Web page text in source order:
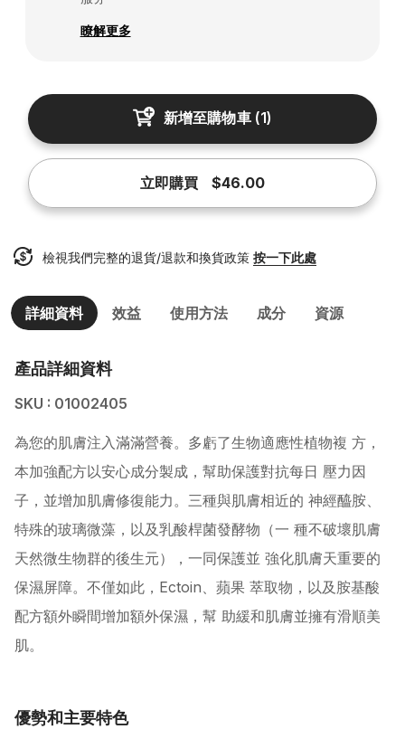
瞭解更多
新增至購物車(1)
立即購買 $46.00
檢視我們完整的退貨/退款和換貨政策 按一下此處
詳細資料 效益 使用方法 成分 資源
產品詳細資料
SKU : 01002405
為您的肌膚注入滿滿營養。多虧了生物適應性植物複 方，
本加強配方以安心成分製成，幫助保護對抗每日 壓力因
子，並增加肌膚修復能力。三種與肌膚相近的 神經醯胺、
特殊的玻璃微藻，以及乳酸桿菌發酵物（一 種不破壞肌膚
天然微生物群的後生元），一同保護並 強化肌膚天重要的
保濕屏障。不僅如此，Ectoin、蘋果 萃取物，以及胺基酸
配方額外瞬間增加額外保濕，幫 助緩和肌膚並擁有滑順美
肌。
優勢和主要特色